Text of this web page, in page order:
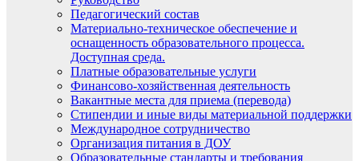
Педагогический состав
Материально-техническое обеспечение и
оснащенность образовательного процесса.
Доступная среда.
Платные образовательные услуги
Финансово-хозяйственная деятельность
Вакантные места для приема (перевода)
Стипендии и иные виды материальной поддержки
Международное сотрудничество
Организация питания в ДОУ
Образовательные стандарты и требования